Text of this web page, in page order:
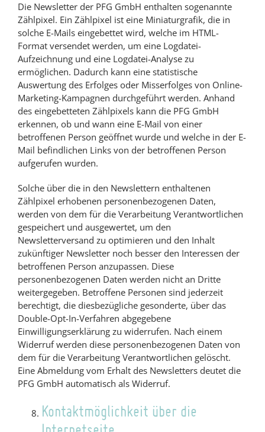
Die Newsletter der PFG GmbH enthalten sogenannte
Zählpixel. Ein Zählpixel ist eine Miniaturgrafik, die in
solche E-Mails eingebettet wird, welche im HTML-
Format versendet werden, um eine Logdatei-
Aufzeichnung und eine Logdatei-Analyse zu
ermöglichen. Dadurch kann eine statistische
Auswertung des Erfolges oder Misserfolges von Online-
Marketing-Kampagnen durchgeführt werden. Anhand
des eingebetteten Zählpixels kann die PFG GmbH
erkennen, ob und wann eine E-Mail von einer
betroffenen Person geöffnet wurde und welche in der E-
Mail befindlichen Links von der betroffenen Person
aufgerufen wurden.
Solche über die in den Newslettern enthaltenen
Zählpixel erhobenen personenbezogenen Daten,
werden von dem für die Verarbeitung Verantwortlichen
gespeichert und ausgewertet, um den
Newsletterversand zu optimieren und den Inhalt
zukünftiger Newsletter noch besser den Interessen der
betroffenen Person anzupassen. Diese
personenbezogenen Daten werden nicht an Dritte
weitergegeben. Betroffene Personen sind jederzeit
berechtigt, die diesbezügliche gesonderte, über das
Double-Opt-In-Verfahren abgegebene
Einwilligungserklärung zu widerrufen. Nach einem
Widerruf werden diese personenbezogenen Daten von
dem für die Verarbeitung Verantwortlichen gelöscht.
Eine Abmeldung vom Erhalt des Newsletters deutet die
PFG GmbH automatisch als Widerruf.
Kontaktmöglichkeit über die